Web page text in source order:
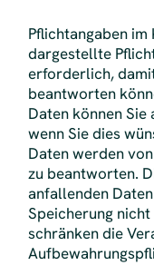
Pflichtangaben
dargestellte
erforderlich,
beantworten
Daten können
wenn Sie dies
Daten werden
zu beantworten.
anfallenden
Speicherung
schränken die